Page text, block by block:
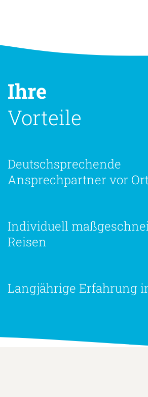
Ihre
Vorteile
Deutschsprechende
Ansprechpartner vor
Individuell
Reisen
Langjährige Erfahrung